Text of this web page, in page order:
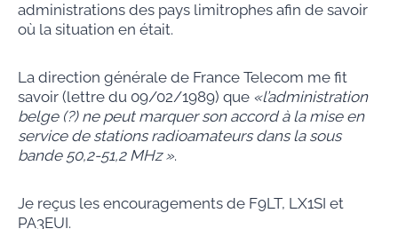
administrations des pays limitrophes afin de savoir
où la situation en était.
La direction générale de France Telecom me fit
savoir (lettre du 09/02/1989) que«l’administration
belge (?) ne peut marquer son accord à la mise en
service de stations radioamateurs dans la sous
bande 50,2-51,2 MHz ».
Je reçus les encouragements de F9LT, LX1SI et
PA3EUI.